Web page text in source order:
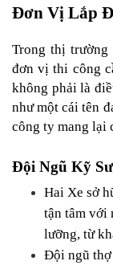
Đơn Vị Lắp
Trong thị trường
đơn vị thi công
không phải là
như một cái tên
công ty mang lại
Đội Ngũ Kỹ
Hai Xe sở
tận tâm với
lưỡng, từ
Đội ngũ thợ